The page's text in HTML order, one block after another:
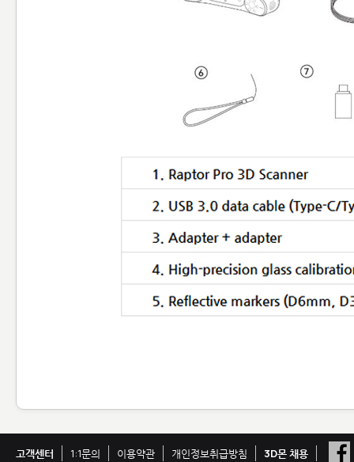
고객센터 1:1문의 이용약관 개인정보취급방침
3D몬 채용